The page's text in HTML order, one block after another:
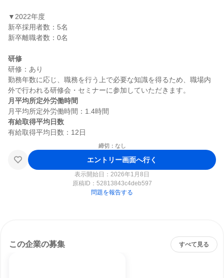
▼2022年度
新卒採用者数：5名
新卒離職者数：0名
研修
研修：あり
勤務年数に応じ、職務を行う上で必要な知識を得るため、職場内
月平均所定外労働時間
有給取得平均日数
締切：なし
エントリー画面へ行く
表示開始日：2026年1月8日
原稿ID： 52813843c4deb597
問題を報告する
この企業の募集 すべて見る